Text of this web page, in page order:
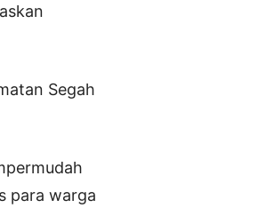
Segah
para warga